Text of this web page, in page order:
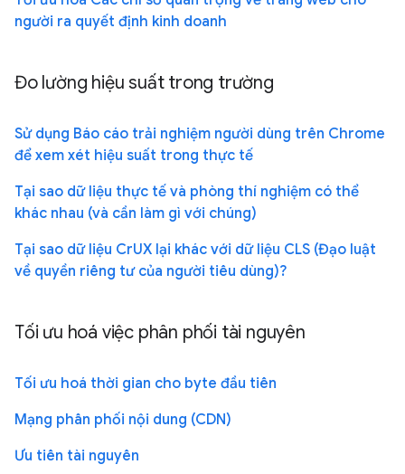
người ra quyết định kinh doanh
Đo lường hiệu suất trong trường
Sử dụng Báo cáo trải nghiệm người dùng trên Chrome
để xem xét hiệu suất trong thực tế
Tại sao dữ liệu thực tế và phòng thí nghiệm có thể
khác nhau (và cần làm gì với chúng)
Tại sao dữ liệu CrUX lại khác với dữ liệu CLS (Đạo luật
về quyền riêng tư của người tiêu dùng)?
Tối ưu hoá việc phân phối tài nguyên
Tối ưu hoá thời gian cho byte đầu tiên
Mạng phân phối nội dung (CDN)
Ưu tiên tài nguyên